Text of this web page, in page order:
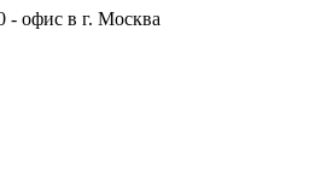
- офис в г. Москва